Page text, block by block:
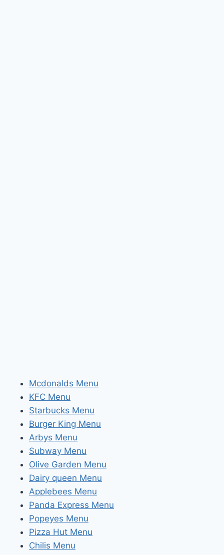
Mcdonalds Menu
KFC Menu
Starbucks Menu
Burger King Menu
Arbys Menu
Subway Menu
Olive Garden Menu
Dairy queen Menu
Applebees Menu
Panda Express Menu
Popeyes Menu
Pizza Hut Menu
Chilis Menu